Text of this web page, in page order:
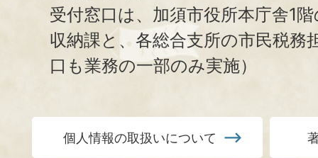
受付窓口は、加須市役所本庁舎1
収納課と、 各総合支所の市民税務
口も業務の一部のみ実施）
個人情報の取扱いについて